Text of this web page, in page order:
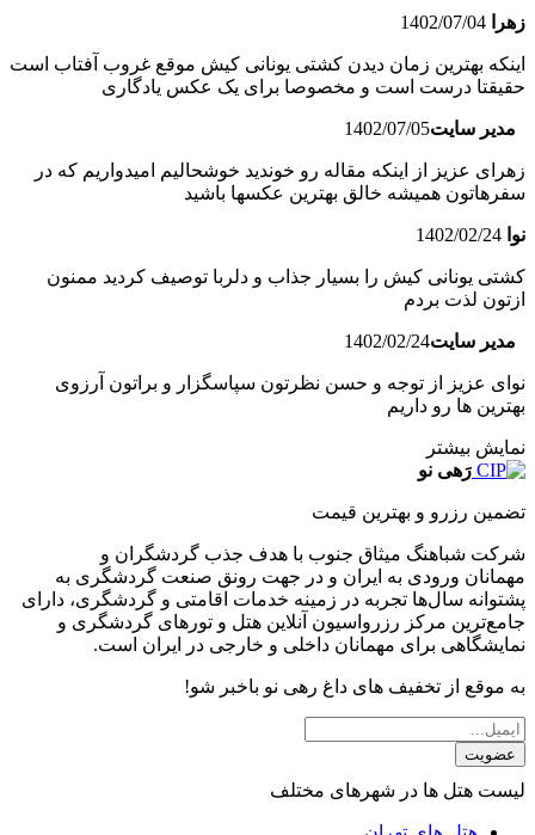
زهرا 1402/07/04
اینکه بهترین زمان دیدن کشتی یونانی کیش موقع غروب آفتاب است
حقیقتا درست است و مخصوصا برای یک عکس یادگاری
مدیر سایت1402/07/05
زهرای عزیز از اینکه مقاله رو خوندید خوشحالیم امیدواریم که در
سفرهاتون همیشه خالق بهترین عکسها باشید
نوا 1402/02/24
کشتی یونانی کیش را بسیار جذاب و دلربا توصیف کردید ممنون
ازتون لذت بردم
مدیر سایت1402/02/24
نوای عزیز از توجه و حسن نظرتون سپاسگزار و براتون آرزوی
بهترین ها رو داریم
نمایش بیشتر
رَهی نو
تضمین رزرو و بهترین قیمت
شرکت شباهنگ میثاق جنوب با هدف جذب گردشگران و
مهمانان ورودی به ایران و در جهت رونق صنعت گردشگری به
پشتوانه سال‌ها تجربه در زمینه خدمات اقامتی و گردشگری، دارای
جامع‌ترین مرکز رزرواسیون آنلاین هتل و تورهای گردشگری و
نمایشگاهی برای مهمانان داخلی و خارجی در ایران است.
به موقع از تخفیف های داغ رهی نو باخبر شو!
عضویت
لیست هتل ها در شهرهای مختلف